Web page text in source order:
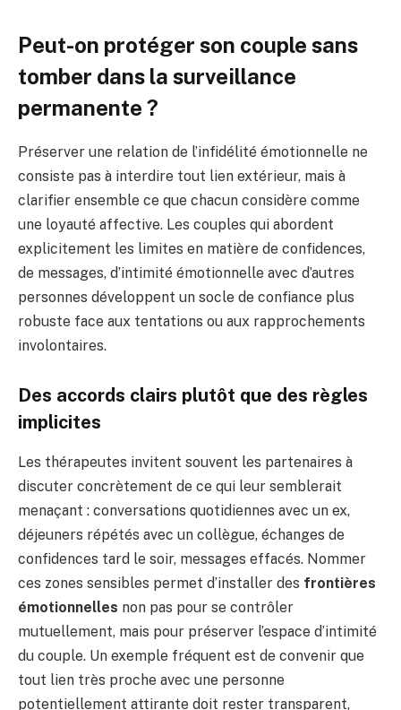
Peut-on protéger son couple sans
tomber dans la surveillance
permanente ?
Préserver une relation de l’infidélité émotionnelle ne
consiste pas à interdire tout lien extérieur, mais à
clarifier ensemble ce que chacun considère comme
une loyauté affective. Les couples qui abordent
explicitement les limites en matière de confidences,
de messages, d’intimité émotionnelle avec d’autres
personnes développent un socle de confiance plus
robuste face aux tentations ou aux rapprochements
involontaires.
Des accords clairs plutôt que des règles
implicites
Les thérapeutes invitent souvent les partenaires à
discuter concrètement de ce qui leur semblerait
menaçant : conversations quotidiennes avec un ex,
déjeuners répétés avec un collègue, échanges de
confidences tard le soir, messages effacés. Nommer
ces zones sensibles permet d’installer des frontières
émotionnelles non pas pour se contrôler
mutuellement, mais pour préserver l’espace d’intimité
du couple. Un exemple fréquent est de convenir que
tout lien très proche avec une personne
potentiellement attirante doit rester transparent,